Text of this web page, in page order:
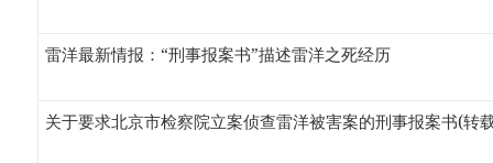
雷洋最新情报：“刑事报案书”描述雷洋之死经历
关于要求北京市检察院立案侦查雷洋被害案的刑事报案书(转